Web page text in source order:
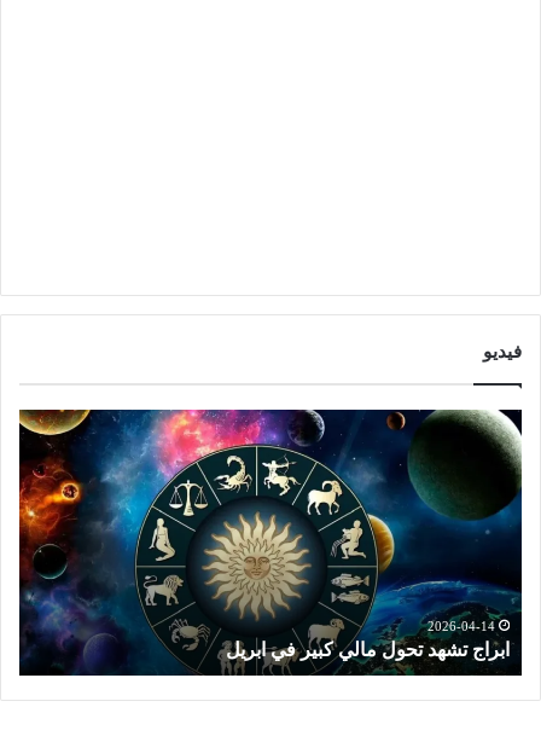
فيديو
ب
ر
ا
ج
ه
ح
و
2026-04-14
ابراج تشهد تحول مالي كبير في ابريل
ا